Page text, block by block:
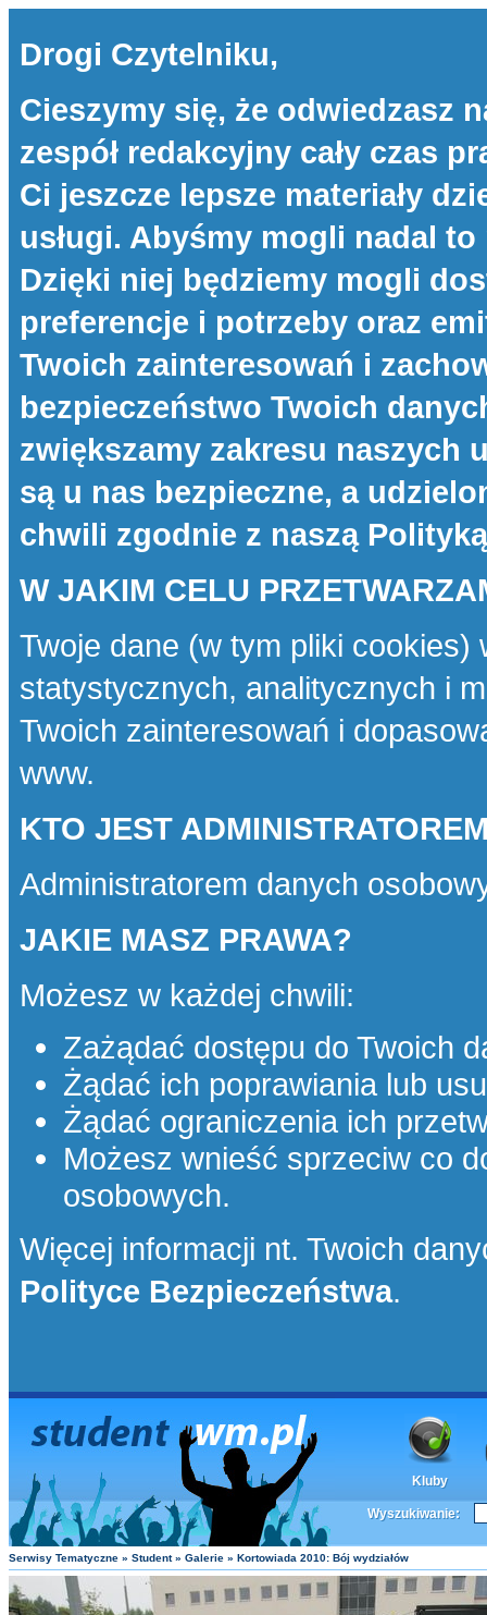
Drogi Czytelniku,
Cieszymy się, że odwiedzasz
zespół redakcyjny cały czas
Ci jeszcze lepsze materiały
usługi. Abyśmy mogli nadal
Dzięki niej będziemy mogli
preferencje i potrzeby oraz
Twoich zainteresowań i
bezpieczeństwo Twoich
zwiększamy zakresu naszych
są u nas bezpieczne, a
chwili zgodnie z naszą
W JAKIM CELU
Twoje dane (w tym pliki
statystycznych, analitycznych i
Twoich zainteresowań i
www.
KTO JEST
Administratorem danych
JAKIE MASZ PRAWA?
Możesz w każdej chwili:
Zażądać dostępu do Twoich
Żądać ich poprawiania lub
Żądać ograniczenia ich
Możesz wnieść sprzeciw co
osobowych.
Więcej informacji nt. Twoich
Polityce Bezpieczeństwa.
Kluby
Wyszukiwanie:
Serwisy Tematyczne » Student» Galerie » Kortowiada 2010: Bój wydziałów